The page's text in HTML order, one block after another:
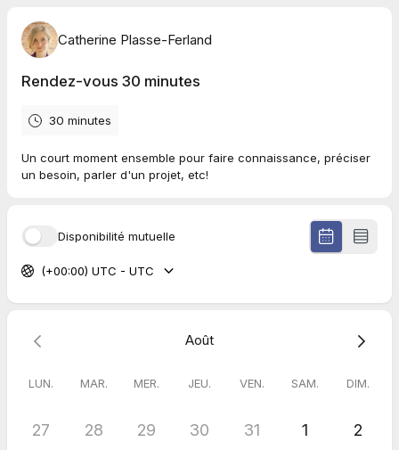
Catherine Plasse-Ferland
Rendez-vous 30 minutes
30 minutes
Un court moment ensemble pour faire connaissance, préciser
un besoin, parler d'un projet, etc!
Disponibilité mutuelle
(+00:00) UTC - UTC
Août
LUN. MAR. MER. JEU. VEN. SAM. DIM.
27 28 29 30 31 1 2